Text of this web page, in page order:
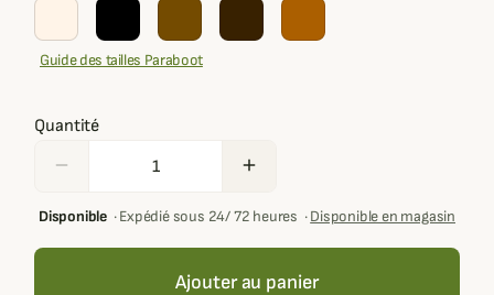
Guide des tailles Paraboot
Quantité
remove add
Disponible·Expédié sous 24/ 72 heures ·Disponible en magasin
Ajouter au panier